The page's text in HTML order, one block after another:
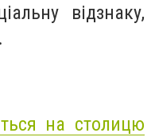
відзнаку,
на столицю